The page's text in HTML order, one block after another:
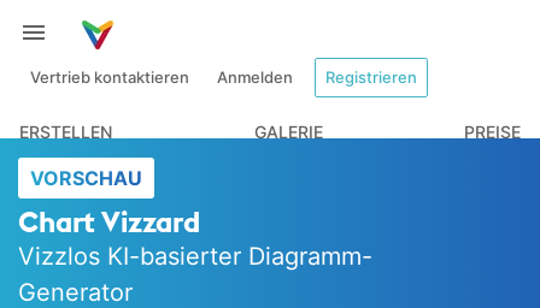
Vertrieb kontaktieren Anmelden Registrieren
ERSTELLEN GALERIE PREISE
VORSCHAU
Chart Vizzard
Vizzlos KI-basierter Diagramm-
Generator